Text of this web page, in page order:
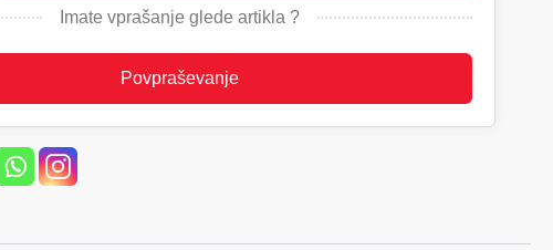
Imate vprašanje glede artikla ?
Povpraševanje